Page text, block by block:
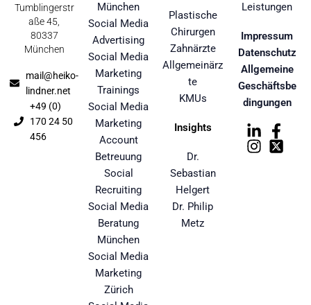
Tumblingerstr
aße 45,
80337
München
mail@heiko-
lindner.net
+49 (0)
170 24 50
456
München
Social Media
Advertising
Social Media
Marketing
Trainings
Social Media
Marketing
Account
Betreuung
Social
Recruiting
Social Media
Beratung
München
Social Media
Marketing
Zürich
Plastische
Chirurgen
Zahnärzte
Allgemeinärz
te
KMUs
Insights
Dr.
Sebastian
Helgert
Dr. Philip
Metz
Leistungen
Impressum
Datenschutz
Allgemeine
Geschäftsbe
dingungen